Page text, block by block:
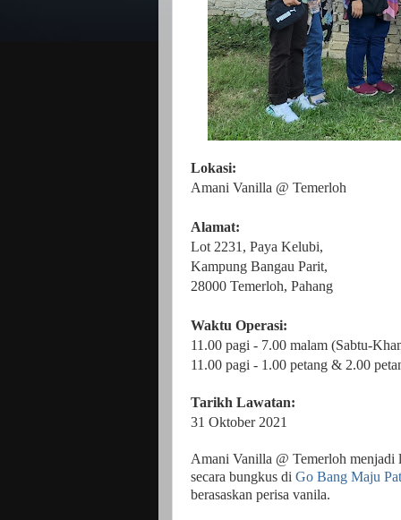
Lokasi:
Amani Vanilla @ Temerloh
Alamat:
Lot 2231, Paya Kelubi,
Kampung Bangau Parit,
28000 Temerloh, Pahang
Waktu Operasi:
11.00 pagi - 7.00 malam (Sabtu-
11.00 pagi - 1.00 petang & 2.00
Tarikh Lawatan:
31 Oktober 2021
Amani Vanilla @ Temerloh menjadi
secara bungkus di Go Bang Maju
berasaskan perisa vanila.